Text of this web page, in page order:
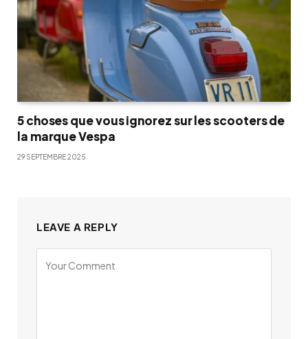
5 choses que vous ignorez sur les scooters de
la marque Vespa
29 SEPTEMBRE 2025
LEAVE A REPLY